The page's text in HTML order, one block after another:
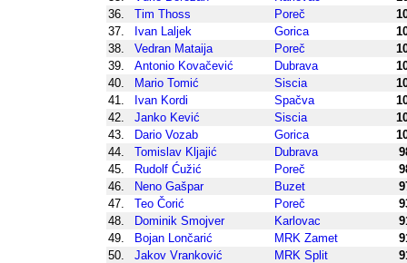
36.
Tim Thoss Poreč
37.
Ivan Laljek Gorica
38.
Vedran Mataija Poreč
39.
Antonio Kovačević Dubrava
40.
Mario Tomić Siscia
41.
Ivan Kordi Spačva
42.
Janko Kević Siscia
43.
Dario Vozab Gorica
44.
Tomislav Kljajić Dubrava
45.
Rudolf Ćužić Poreč
46.
Neno Gašpar Buzet
47.
Teo Čorić Poreč
48.
Dominik Smojver Karlovac
49.
Bojan Lončarić MRK Zamet
50.
Jakov Vranković MRK Split